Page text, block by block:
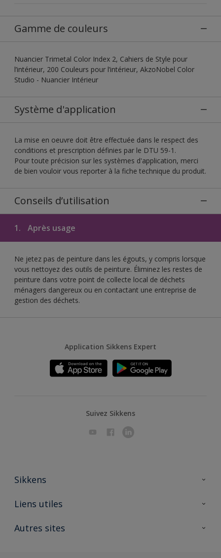
Gamme de couleurs
Nuancier Trimetal Color Index 2, Cahiers de Style pour
l’intérieur, 200 Couleurs pour l’intérieur, AkzoNobel Color
Studio - Nuancier Intérieur
Système d'application
La mise en oeuvre doit être effectuée dans le respect des
conditions et prescription définies par le DTU 59-1.
Pour toute précision sur les systèmes d'application, merci
de bien vouloir vous reporter à la fiche technique du produit.
Conseils d’utilisation
1. Après usage
Ne jetez pas de peinture dans les égouts, y compris lorsque
vous nettoyez des outils de peinture. Éliminez les restes de
peinture dans votre point de collecte local de déchets
ménagers dangereux ou en contactant une entreprise de
gestion des déchets.
Application Sikkens Expert
Suivez Sikkens
Sikkens
A propos de Sikkens
Liens utiles
Ouvrir un magasin PASS
Autres sites